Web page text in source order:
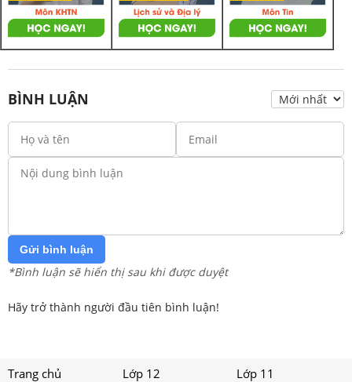
BÌNH LUẬN
Gửi bình luận
*Bình luận sẽ hiển thị sau khi được duyệt
Hãy trở thành người đầu tiên bình luận!
Trang chủ Lớp 12
Lớp 11